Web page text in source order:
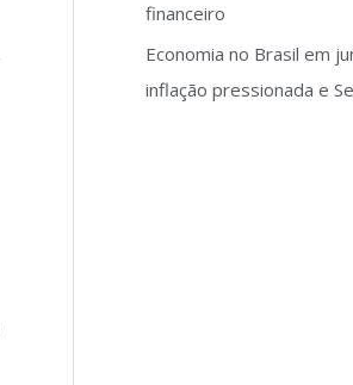
financeiro
Economia no Brasil em
inflação pressionada e